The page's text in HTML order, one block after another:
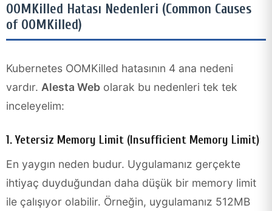
OOMKilled Hatası Nedenleri (Common Causes
of OOMKilled)
Kubernetes OOMKilled hatasının 4 ana nedeni
vardır. Alesta Web olarak bu nedenleri tek tek
inceleyelim:
1. Yetersiz Memory Limit (Insufficient Memory Limit)
En yaygın neden budur. Uygulamanız gerçekte
ihtiyaç duyduğundan daha düşük bir memory limit
ile çalışıyor olabilir. Örneğin, uygulamanız 512MB